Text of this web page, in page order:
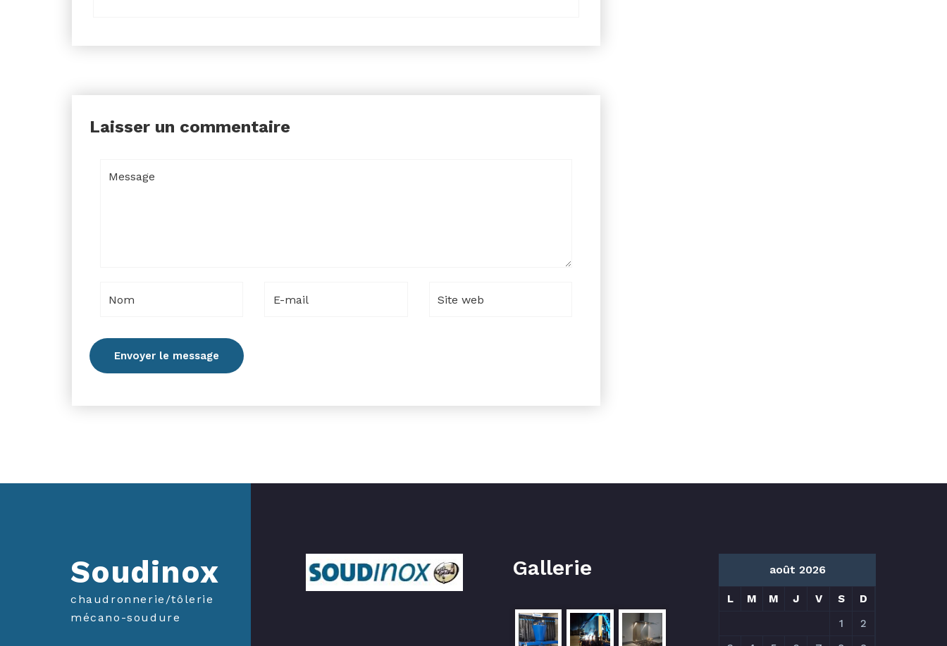
Laisser un commentaire
Soudinox
chaudronnerie/tôlerie
mécano-soudure
Gallerie août 2026
L M M J V S
D
1
2